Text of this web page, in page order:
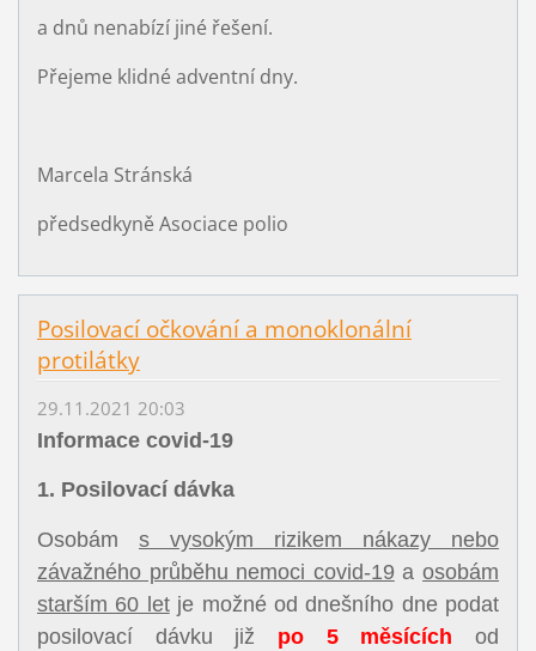
a dnů nenabízí jiné řešení.
Přejeme klidné adventní dny.
Marcela Stránská
předsedkyně Asociace polio
Posilovací očkování a monoklonální
protilátky
29.11.2021 20:03
Informace covid-19
1. Posilovací dávka
Osobám s vysokým rizikem nákazy nebo
závažného průběhu nemoci covid-19 aosobám
starším 60 letje možné od dnešního dne podat
posilovací dávku již po 5 měsících
od